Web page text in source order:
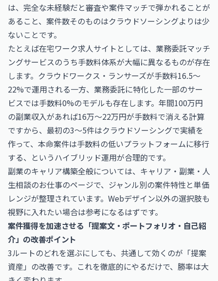
は、完全な未経験だと審査や案件マッチで弾かれることが
あること、案件数そのものはクラウドソーシングよりは少
ないことです。
たとえば在宅ワーク求人サイトとしては、業務委託マッチ
ングサービスのうち手数料体系が大幅に異なるものが存在
します。クラウドワークス・ランサーズが手数料16.5〜
22%で運用される一方、業務委託に特化した一部のサー
ビスでは手数料0%のモデルも存在します。年間100万円
の副業収入があれば16万〜22万円が手数料で消える計算
ですから、最初の3〜5件はクラウドソーシングで実績を
作って、本命案件は手数料の低いプラットフォームに移行
する、というハイブリッド運用が合理的です。
副業のキャリア構築全般については、 キャリア・副業・人
生相談のお仕事のページで、ジャンル別の案件特性と単価
レンジが整理されています。Webデザイン以外の選択肢も
視野に入れたい場合は参考になるはずです。
案件獲得を加速させる「提案文・ポートフォリオ・自己紹
介」の改善ポイント
3ルートのどれを選ぶにしても、共通して効くのが「提案
資産」の改善です。これを徹底的にやるだけで、勝率は大